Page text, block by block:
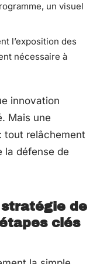
un visuel
l’exposition des
nécessaire à
innovation
Mais une
tout relâchement
la défense de
de
clés